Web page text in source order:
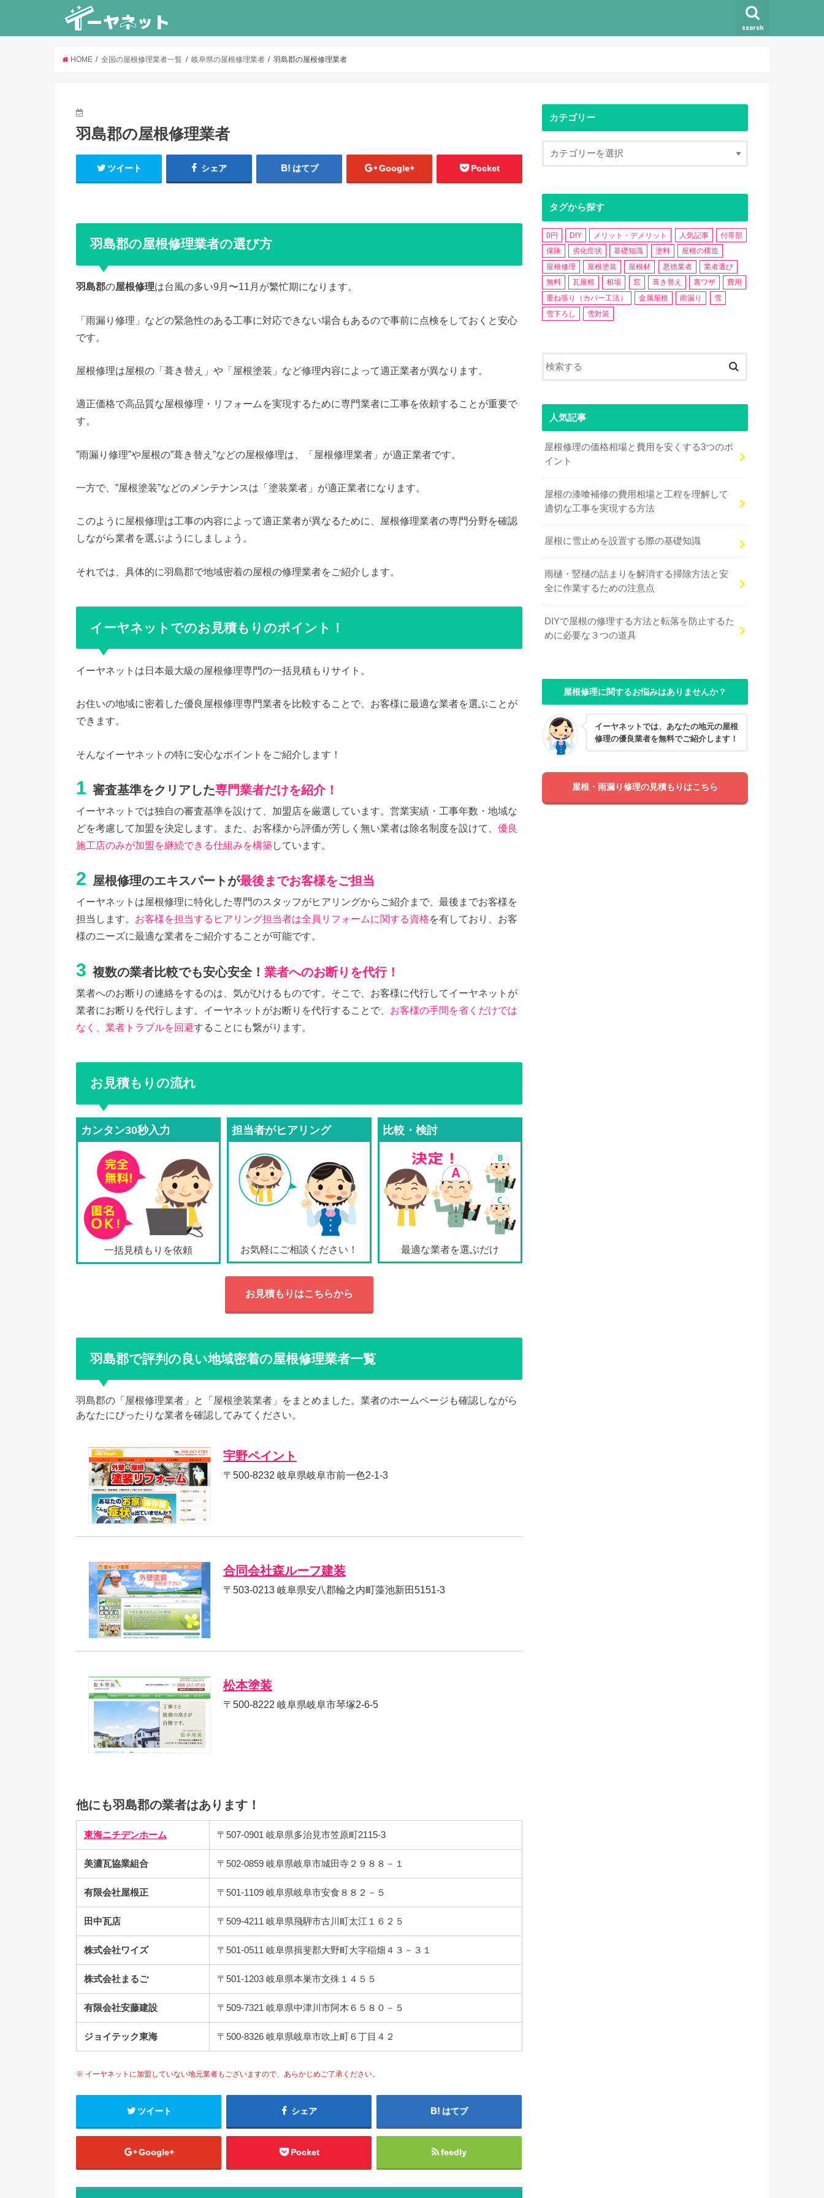
search
HOME 全国の屋根修理業者一覧 岐阜県の屋根修理業者 羽島郡の屋根修理業者
羽島郡の屋根修理業者
ツイート シェア はてブ Google+ Pocket
羽島郡の屋根修理業者の選び方
羽島郡の屋根修理は台風の多い9月〜11月が繁忙期になります。
「雨漏り修理」などの緊急性のある工事に対応できない場合もあるので事前に点検をしておくと安心
です。
屋根修理は屋根の「葺き替え」や「屋根塗装」など修理内容によって適正業者が異なります。
適正価格で高品質な屋根修理・リフォームを実現するために専門業者に工事を依頼することが重要で
す。
”雨漏り修理”や屋根の”葺き替え”などの屋根修理は、「屋根修理業者」が適正業者です。
一方で、”屋根塗装”などのメンテナンスは「塗装業者」が適正業者になります。
このように屋根修理は工事の内容によって適正業者が異なるために、屋根修理業者の専門分野を確認
しながら業者を選ぶようにしましょう。
それでは、具体的に羽島郡で地域密着の屋根の修理業者をご紹介します。
イーヤネットでのお見積もりのポイント！
イーヤネットは日本最大級の屋根修理専門の一括見積もりサイト。
お住いの地域に密着した優良屋根修理専門業者を比較することで、お客様に最適な業者を選ぶことが
できます。
そんなイーヤネットの特に安心なポイントをご紹介します！
1 審査基準をクリアした専門業者だけを紹介！
イーヤネットでは独自の審査基準を設けて、加盟店を厳選しています。営業実績・工事年数・地域な
どを考慮して加盟を決定します。また、お客様から評価が芳しく無い業者は除名制度を設けて、 優良
施工店のみが加盟を継続できる仕組みを構築しています。
2 屋根修理のエキスパートが最後までお客様をご担当
イーヤネットは屋根修理に特化した専門のスタッフがヒアリングからご紹介まで、最後までお客様を
担当します。 お客様を担当するヒアリング担当者は全員リフォームに関する資格を有しており、お客
様のニーズに最適な業者をご紹介することが可能です。
3 複数の業者比較でも安心安全！ 業者へのお断りを代行！
業者へのお断りの連絡をするのは、気がひけるものです。そこで、お客様に代行してイーヤネットが
業者にお断りを代行します。イーヤネットがお断りを代行することで、 お客様の手間を省くだけでは
なく、業者トラブルを回避することにも繋がります。
お見積もりの流れ
カンタン30秒入力
一括見積もりを依頼
担当者がヒアリング
お気軽にご相談ください！
比較・検討
最適な業者を選ぶだけ
お見積もりはこちらから
羽島郡で評判の良い地域密着の屋根修理業者一覧
羽島郡の「屋根修理業者」と「屋根塗装業者」をまとめました。業者のホームページも確認しながら
あなたにぴったりな業者を確認してみてください。
宇野ペイント
〒500-8232 岐阜県岐阜市前一色2-1-3
合同会社森ルーフ建装
〒503-0213 岐阜県安八郡輪之内町藻池新田5151-3
松本塗装
〒500-8222 岐阜県岐阜市琴塚2-6-5
他にも羽島郡の業者はあります！
東海ニチデンホーム 〒507-0901 岐阜県多治見市笠原町2115-3
美濃瓦協業組合 〒502-0859 岐阜県岐阜市城田寺２９８８－１
有限会社屋根正 〒501-1109 岐阜県岐阜市安食８８２－５
田中瓦店 〒509-4211 岐阜県飛騨市古川町太江１６２５
株式会社ワイズ 〒501-0511 岐阜県揖斐郡大野町大字稲畑４３－３１
株式会社まるご 〒501-1203 岐阜県本巣市文殊１４５５
有限会社安藤建設 〒509-7321 岐阜県中津川市阿木６５８０－５
ジョイテック東海 〒500-8326 岐阜県岐阜市吹上町６丁目４２
※ イーヤネットに加盟していない地元業者もございますので、あらかじめご了承ください。
ツイート シェア はてブ
Google+ Pocket feedly
カテゴリー
タグから探す
0円 DIY メリット・デメリット 人気記事
付帯部
保険
劣化症状 基礎知識 塗料
屋根の構造
屋根修理
屋根塗装 屋根材 悪徳業者
業者選び
無料
瓦屋根 相場 窓 葺き替え 裏ワザ
費用
重ね張り（カバー工法）
金属屋根 雨漏り
雪
雪下ろし
雪対策
人気記事
屋根修理の価格相場と費用を安くする3つのポ
イント
屋根の漆喰補修の費用相場と工程を理解して
適切な工事を実現する方法
屋根に雪止めを設置する際の基礎知識
雨樋・竪樋の詰まりを解消する掃除方法と安
全に作業するための注意点
DIYで屋根の修理する方法と転落を防止するた
めに必要な３つの道具
屋根修理に関するお悩みはありませんか？
イーヤネットでは、あなたの地元の屋根
修理の優良業者を無料でご紹介します！
屋根・雨漏り修理の見積もりはこちら